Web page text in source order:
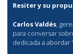
Resiter y su
Carlos Valdés,
para conversar
dedicada a abordar